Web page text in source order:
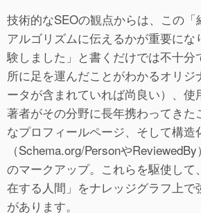
技術的なSEOの観点からは、この「
アルゴリズムに伝えるかが重要に
験しました」と書くだけでは不十分
所に足を運んだことがわかるオリ
ータが含まれていれば尚良い）、使
著者がその分野に長年携わってきた
なプロフィールページ、そして構造
（Schema.org/Personや
のマークアップ。これらを駆使して
在する人間」をナレッジグラフ上で
があります。